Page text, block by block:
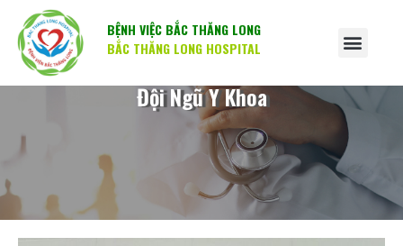
BỆNH VIỆC BẮC THĂNG LONG
BẮC THĂNG LONG HOSPITAL
Đội Ngũ Y Khoa